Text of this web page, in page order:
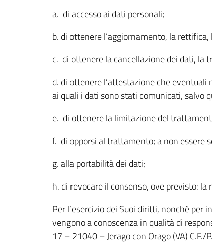
a. di accesso ai dati personali;
b. di ottenere l’aggiornamento, la
c. di ottenere la cancellazione dei dati, la
d. di ottenere l’attestazione che
ai quali i dati sono stati comunicati, salvo
e. di ottenere la limitazione del
f. di opporsi al trattamento; a non essere
g. alla portabilità dei dati;
h. di revocare il consenso, ove previsto:
Per l’esercizio dei Suoi diritti, nonché
vengono a conoscenza in qualità di
17 – 21040 – Jerago con Orago (VA)